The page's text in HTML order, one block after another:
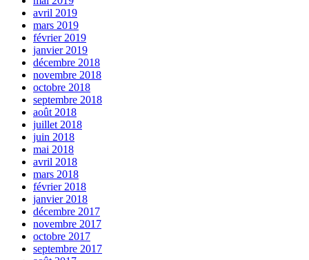
avril 2019
mars 2019
février 2019
janvier 2019
décembre 2018
novembre 2018
octobre 2018
septembre 2018
août 2018
juillet 2018
juin 2018
mai 2018
avril 2018
mars 2018
février 2018
janvier 2018
décembre 2017
novembre 2017
octobre 2017
septembre 2017